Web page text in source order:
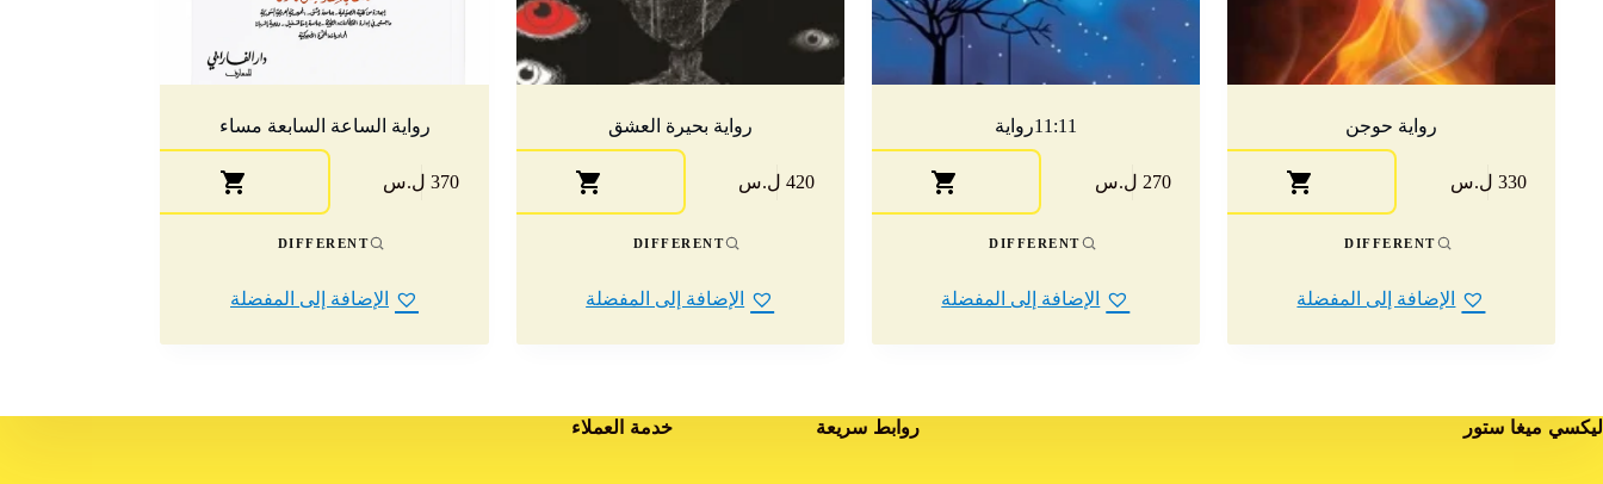
رواية حوجن
330 ل.س
DIFFERENT
الإضافة إلى المفضلة
11:11رواية
270 ل.س
DIFFERENT
الإضافة إلى المفضلة
رواية بحيرة العشق
420 ل.س
DIFFERENT
الإضافة إلى المفضلة
رواية الساعة السابعة مساء
370 ل.س
DIFFERENT
الإضافة إلى المفضلة
ليكسي ميغا ستور روابط سريعة خدمة العملاء